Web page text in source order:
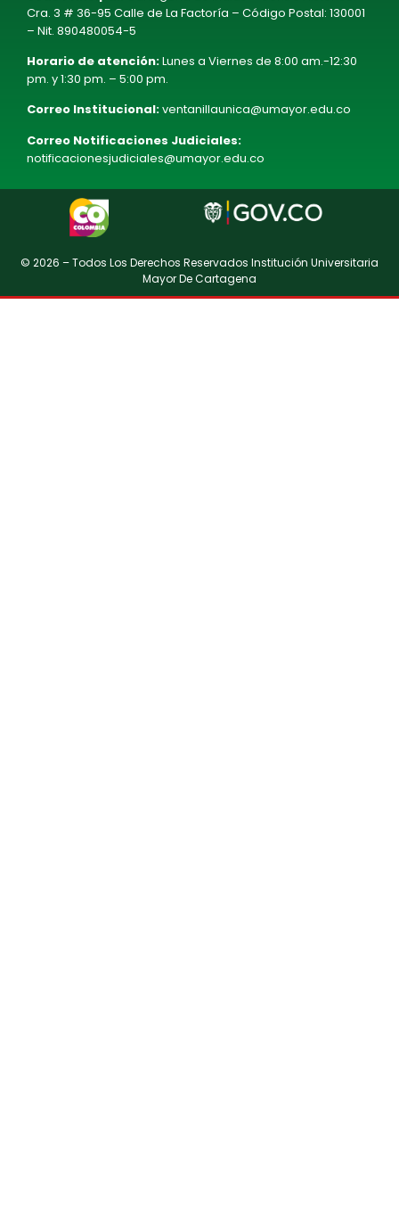
Cra. 3 # 36-95 Calle de La Factoría – Código Postal: 130001
– Nit. 890480054-5
Horario de atención:Lunes a Viernes de 8:00 am.-12:30
pm. y 1:30 pm. – 5:00 pm.
Correo Institucional:ventanillaunica@umayor.edu.co
Correo Notificaciones Judiciales:
notificacionesjudiciales@umayor.edu.co
© 2026 – Todos Los Derechos Reservados Institución Universitaria
Mayor De Cartagena